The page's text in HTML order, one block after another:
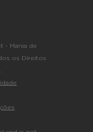
- Mania de
os Direitos